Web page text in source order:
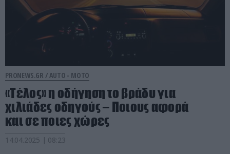
PRONEWS.GR /AUTO - MOTO
«Τέλος» η οδήγηση το βράδυ για
χιλιάδες οδηγούς – Ποιους αφορά
και σε ποιες χώρες
14.04.2025 | 08:23